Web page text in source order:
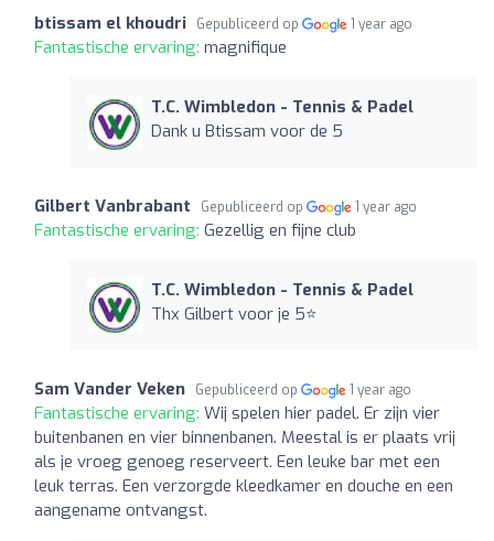
btissam el khoudri Gepubliceerd op 1 year ago
Fantastische ervaring: magnifique
T.C. Wimbledon - Tennis & Padel
Dank u Btissam voor de 5
Gilbert Vanbrabant Gepubliceerd op 1 year ago
Fantastische ervaring: Gezellig en fijne club
T.C. Wimbledon - Tennis & Padel
Thx Gilbert voor je 5⭐️
Sam Vander Veken Gepubliceerd op 1 year ago
Fantastische ervaring: Wij spelen hier padel. Er zijn vier
buitenbanen en vier binnenbanen. Meestal is er plaats vrij
als je vroeg genoeg reserveert. Een leuke bar met een
leuk terras. Een verzorgde kleedkamer en douche en een
aangename ontvangst.